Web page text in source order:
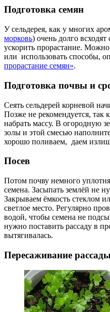
Подготовка семян
У сельдерея, как у многих
морковь) очень долго
ускорить прорастание.
или использовать способы,
прорастание семян».
Подготовка почвы и
Сеять сельдерей корневой
Позже не рекомендуется, так
набрать массу. В огородную
золы и этой смесью
хорошо поливаем, даем
Посев
Потом почву немного
семена. Засыпать землёй не
Закрываем ёмкость стеклом
светлое место. Регулярно
водой, чтобы семена не
нужно поставить рассаду в
вытягивалась.
Пересаживание